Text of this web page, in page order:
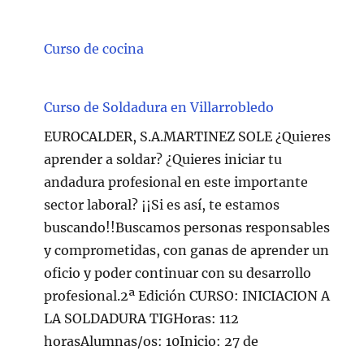
Curso de cocina
Curso de Soldadura en Villarrobledo
EUROCALDER, S.A.MARTINEZ SOLE ¿Quieres
aprender a soldar? ¿Quieres iniciar tu
andadura profesional en este importante
sector laboral? ¡¡Si es así, te estamos
buscando!!Buscamos personas responsables
y comprometidas, con ganas de aprender un
oficio y poder continuar con su desarrollo
profesional.2ª Edición CURSO: INICIACION A
LA SOLDADURA TIGHoras: 112
horasAlumnas/os: 10Inicio: 27 de